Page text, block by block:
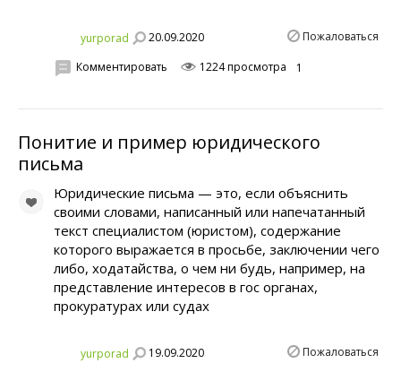
yurporad 20.09.2020 Пожаловаться
Комментировать 1224 просмотра 1
Понитие и пример юридического
письма
Юридические письма — это, если объяснить
своими словами, написанный или напечатанный
текст специалистом (юристом), содержание
которого выражается в просьбе, заключении чего
либо, ходатайства, о чем ни будь, например, на
представление интересов в гос органах,
прокуратурах или судах
yurporad 19.09.2020 Пожаловаться